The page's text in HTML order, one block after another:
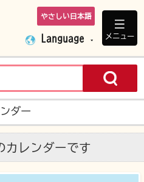
下妻市ホームペ
やさしい日本語
Language メニュー
ダー
カレンダーです